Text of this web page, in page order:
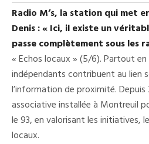
Radio M’s, la station qui met
Denis : « Ici, il existe un
passe complètement sous les
« Echos locaux » (5/6). Partout en
indépendants contribuent au lien
l’information de proximité.
associative installée à Montreuil
le 93, en valorisant les initiatives,
locaux.